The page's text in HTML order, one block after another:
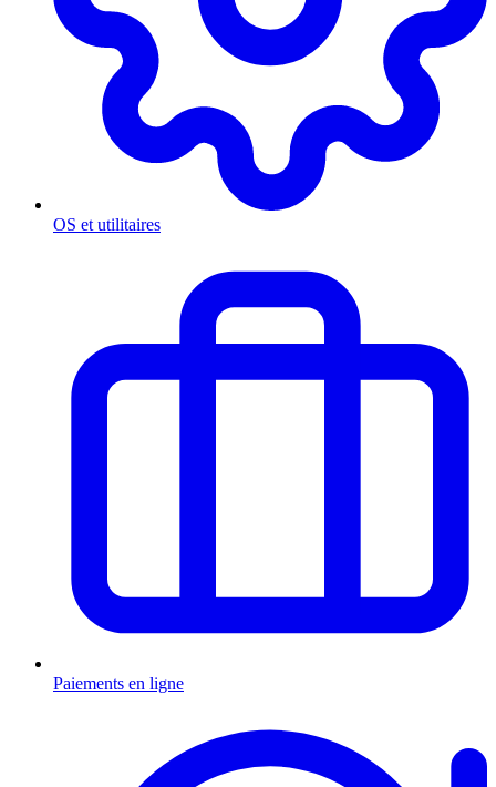
OS et utilitaires
Paiements en ligne